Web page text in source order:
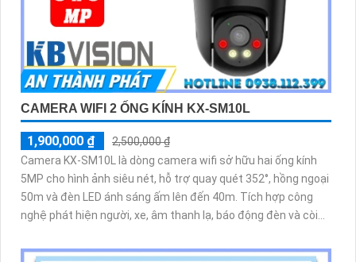
CAMERA WIFI 2 ỐNG KÍNH KX-SM10L
1,900,000 ₫
2,500,000 ₫
Camera KX-SM10L là dòng camera wifi sở hữu hai ống kính
5MP cho hình ảnh siêu nét, hỗ trợ quay quét 352°, hồng ngoại
50m và đèn LED ánh sáng ấm lên đến 40m. Tích hợp công
nghệ phát hiện người, xe, âm thanh lạ, báo động đèn và còi